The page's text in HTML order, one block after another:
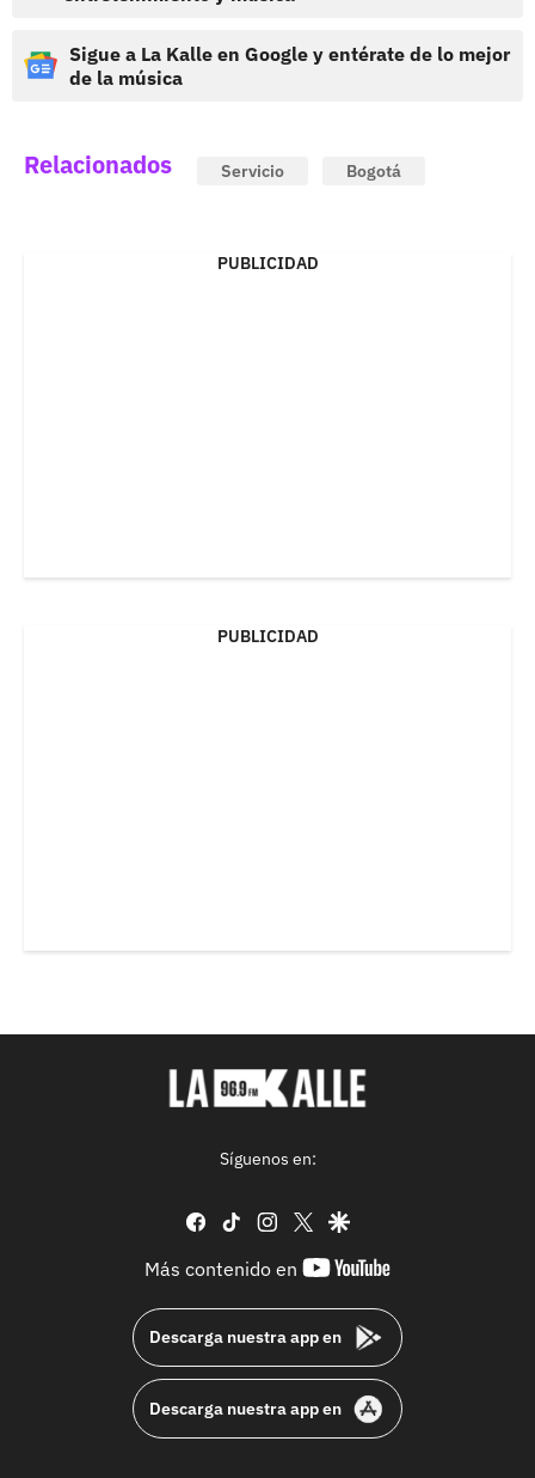
Sigue a La Kalle en Google y entérate de lo mejor
de la música
Relacionados Servicio Bogotá
PUBLICIDAD
PUBLICIDAD
Síguenos en:
facebook
tiktok instagram
twittergoogle
Más contenido en
youtube-
Descarga nuestra app en
Descarga nuestra app en